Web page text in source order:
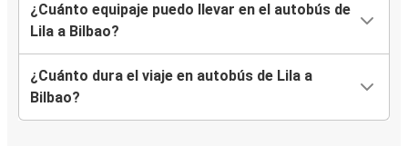
¿Cuánto equipaje puedo llevar en el autobús de
Lila a Bilbao?
¿Cuánto dura el viaje en autobús de Lila a
Bilbao?